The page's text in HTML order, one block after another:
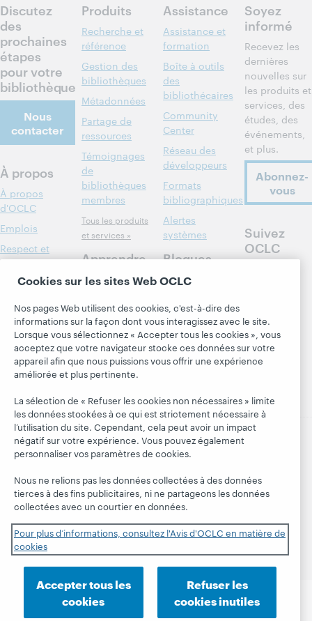
Discutez
des
prochaines
étapes
pour votre
bibliothèque
Nous
contacter
À propos
À propos
d'OCLC
Emplois
Respect et
appartenance
Finances
Administration
Adhésion
Gestion des
normes de
sécurité
Produits
Recherche et
référence
Gestion des
bibliothèques
Métadonnées
Partage de
ressources
Témoignages
de
bibliothèques
membres
Tous les produits
et services »
Apprendre
Research
Événements
Webinaires
sur demande
Assistance
Assistance et
formation
Boîte à outils
des
bibliothécaires
Community
Center
Réseau des
développeurs
Formats
bibliographiques
Alertes
systèmes
Blogues
Blogue Next
together
Blogue
President's
Leadership
Soyez
informé
Recevez les
dernières
nouvelles sur
les produits et
services, des
études, des
événements,
et plus.
Abonnez-
vous
Suivez
OCLC
© 2026 OCLC Marques de commerce et/ou de service
affiliés.
Déclaration de confidentialité Avis sur les cookies
Personnaliser les paramètres des cookies
Engagement d'OCLC sur l'accessibilité
Cookies sur les sites Web OCLC
Nos pages Web utilisent des cookies, c'est-à-dire des
informations sur la façon dont vous interagissez avec le site.
Lorsque vous sélectionnez « Accepter tous les cookies », vous
acceptez que votre navigateur stocke ces données sur votre
appareil afin que nous puissions vous offrir une expérience
améliorée et plus pertinente.
La sélection de « Refuser les cookies non nécessaires » limite
les données stockées à ce qui est strictement nécessaire à
l’utilisation du site. Cependant, cela peut avoir un impact
négatif sur votre expérience. Vous pouvez également
personnaliser vos paramètres de cookies.
Nous ne relions pas les données collectées à des données
tierces à des fins publicitaires, ni ne partageons les données
collectées avec un courtier en données.
Pour plus d’informations, consultez l'Avis d'OCLC en matière de
cookies
Accepter tous les
cookies
Refuser les
cookies inutiles